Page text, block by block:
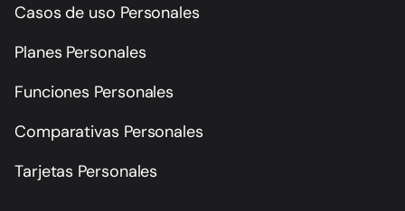
Casos de uso Personales
Planes Personales
Funciones Personales
Comparativas Personales
Tarjetas Personales